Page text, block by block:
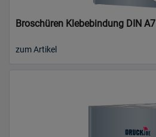
Broschüren Klebebindung DIN A7
zum Artikel